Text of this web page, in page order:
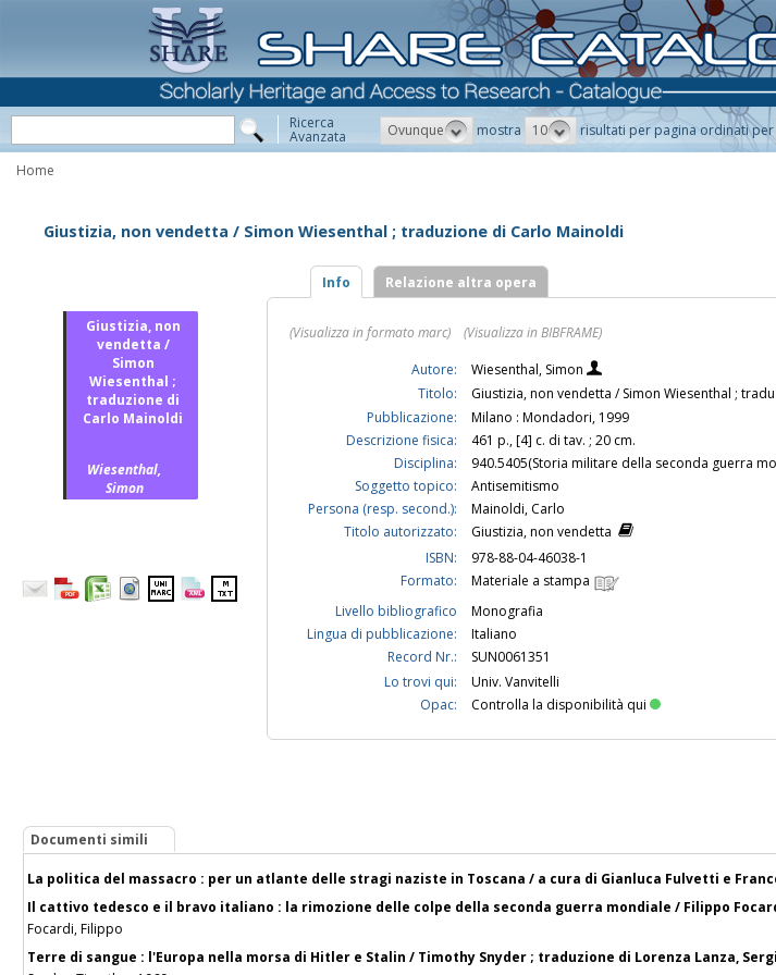
Ricerca
Avanzata Ovunque mostra 10 risultati per pagina ordinati per
Home
Giustizia, non vendetta / Simon Wiesenthal ; traduzione di Carlo Mainoldi
Giustizia, non
vendetta /
Simon
Wiesenthal ;
traduzione di
Carlo Mainoldi
Wiesenthal,
Simon
Info Relazione altra opera
(Visualizza in formato marc)
(Visualizza in BIBFRAME)
Autore:
Wiesenthal, Simon
Titolo:
Giustizia, non vendetta / Simon Wiesenthal ;
Pubblicazione:
Milano : Mondadori, 1999
Descrizione fisica:
461 p., [4] c. di tav. ; 20 cm.
Disciplina:
940.5405(Storia militare della seconda guerra
Soggetto topico:
Antisemitismo
Persona (resp. second.):
Mainoldi, Carlo
Titolo autorizzato:
Giustizia, non vendetta
ISBN:
978-88-04-46038-1
Formato:
Materiale a stampa
Livello bibliografico
Monografia
Lingua di pubblicazione:
Italiano
Record Nr.:
SUN0061351
Lo trovi qui:
Univ. Vanvitelli
Opac:
Controlla la disponibilità qui
Documenti simili
La politica del massacro : per un atlante delle stragi naziste in Toscana / a cura di Gianluca Fulvetti e
Il cattivo tedesco e il bravo italiano : la rimozione delle colpe della seconda guerra mondiale / Filippo
Focardi, Filippo
Terre di sangue : l'Europa nella morsa di Hitler e Stalin / Timothy Snyder ; traduzione di Lorenza Lanza,